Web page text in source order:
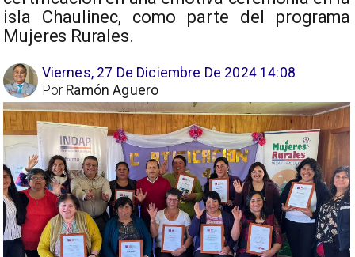
isla Chaulinec, como parte del programa
Mujeres Rurales.
Viernes, 27 De Diciembre De 2024 14:08
Ramón Aguero
Por